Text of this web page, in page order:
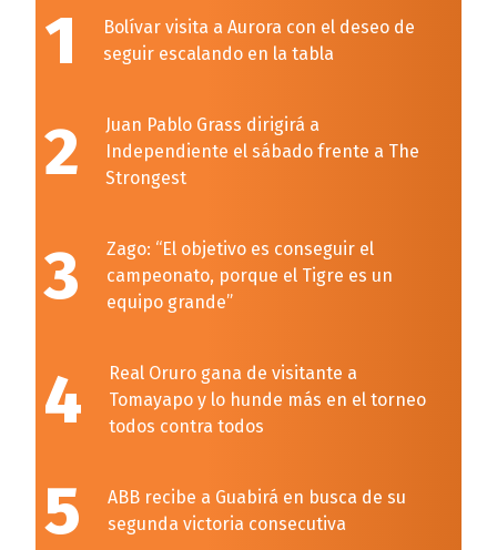
1
Bolívar visita a Aurora con el deseo de
seguir escalando en la tabla
2
Juan Pablo Grass dirigirá a
Independiente el sábado frente a The
Strongest
3
Zago: “El objetivo es conseguir el
campeonato, porque el Tigre es un
equipo grande”
4
Real Oruro gana de visitante a
Tomayapo y lo hunde más en el torneo
todos contra todos
5
ABB recibe a Guabirá en busca de su
segunda victoria consecutiva